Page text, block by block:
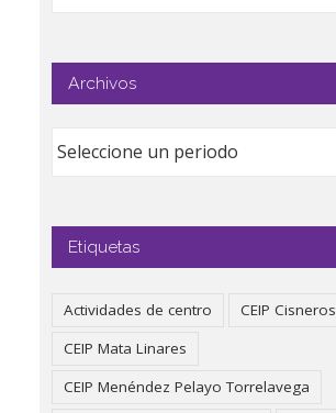
Archivos
Etiquetas
Actividades de centro
CEIP Cisneros
CEIP Mata Linares
CEIP Menéndez Pelayo Torrelavega